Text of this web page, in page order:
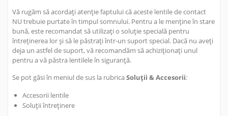
Vă rugăm să acordați atenție faptului că aceste lentile de contact
NU trebuie purtate în timpul somnului. Pentru a le menține în stare
bună, este recomandat să utilizați o soluție specială pentru
întreținerea lor și să le păstrați într-un suport special. Dacă nu aveți
deja un astfel de suport, vă recomandăm să achiziționați unul
pentru a vă păstra lentilele în siguranță.
Se pot găsi în meniul de sus la rubricaSoluții & Accesorii:
Accesorii lentile
Soluții întreținere